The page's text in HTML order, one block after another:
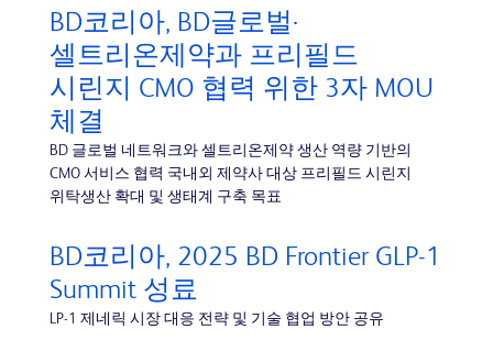
BD코리아, BD글로벌·
셀트리온제약과 프리필드
시린지 CMO 협력 위한 3자 MOU
체결
BD 글로벌 네트워크와 셀트리온제약 생산 역량 기반의
CMO 서비스 협력 국내외 제약사 대상 프리필드 시린지
위탁생산 확대 및 생태계 구축 목표
BD코리아, 2025 BD Frontier GLP-1
Summit 성료
LP-1 제네릭 시장 대응 전략 및 기술 협업 방안 공유